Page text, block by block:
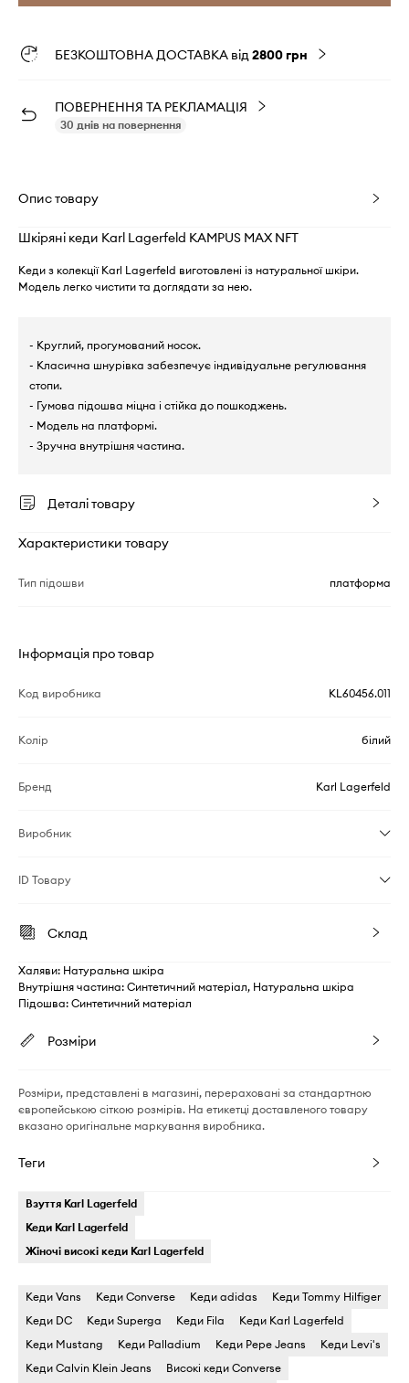
БЕЗКОШТОВНА ДОСТАВКА від2800 грн
ПОВЕРНЕННЯ ТА РЕКЛАМАЦІЯ
30 днів на повернення
Опис товару
Шкіряні кеди Karl Lagerfeld KAMPUS MAX NFT
Кеди з колекції Karl Lagerfeld виготовлені із натуральної шкіри.
Модель легко чистити та доглядати за нею.
- Круглий, прогумований носок.
- Класична шнурівка забезпечує індивідуальне регулювання
стопи.
- Гумова підошва міцна і стійка до пошкоджень.
- Модель на платформі.
- Зручна внутрішня частина.
Деталі товару
Характеристики товару
Тип підошви платформа
Інформація про товар
Код виробника KL60456.011
Колір білий
Бренд Karl Lagerfeld
Виробник
ID Товару
Склад
Халяви: Натуральна шкіра
Внутрішня частина: Синтетичний матеріал, Натуральна шкіра
Підошва: Синтетичний матеріал
Розміри
Розміри, представлені в магазині, перераховані за стандартною
європейською сіткою розмірів. На етикетці доставленого товару
вказано оригінальне маркування виробника.
Теги
Взуття Karl Lagerfeld
Кеди Karl Lagerfeld
Жіночі високі кеди Karl Lagerfeld
Кеди Vans Кеди Converse Кеди adidas
Кеди Tommy Hilfiger
Кеди DC
Кеди Superga Кеди Fila
Кеди Karl Lagerfeld
Кеди Mustang
Кеди Palladium Кеди Pepe Jeans
Кеди Levi's
Кеди Calvin Klein Jeans
Високі кеди Converse